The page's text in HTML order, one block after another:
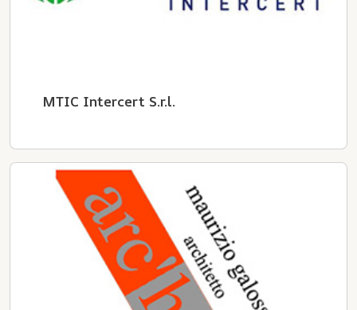
MTIC Intercert S.r.l.